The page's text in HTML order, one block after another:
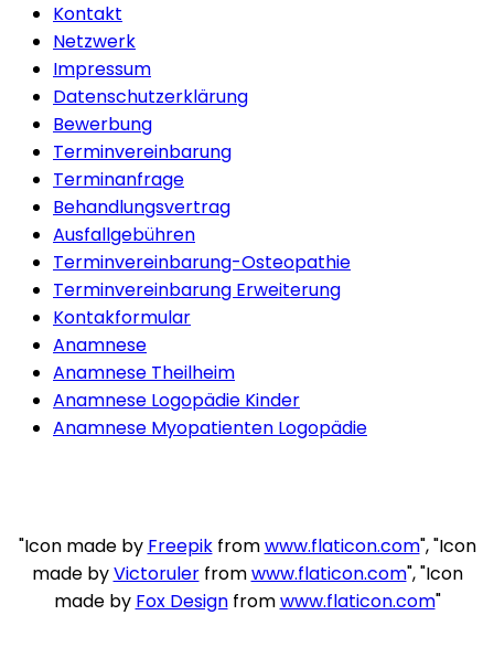
Kontakt
Netzwerk
Impressum
Datenschutzerklärung
Bewerbung
Terminvereinbarung
Terminanfrage
Behandlungsvertrag
Ausfallgebühren
Terminvereinbarung-Osteopathie
Terminvereinbarung Erweiterung
Kontakformular
Anamnese
Anamnese Theilheim
Anamnese Logopädie Kinder
Anamnese Myopatienten Logopädie
"Icon made by Freepikfromwww.flaticon.com", "Icon
made byVictorulerfromwww.flaticon.com", "Icon
made by Fox Designfromwww.flaticon.com"